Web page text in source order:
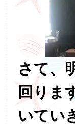
さて、
回りま
いてい